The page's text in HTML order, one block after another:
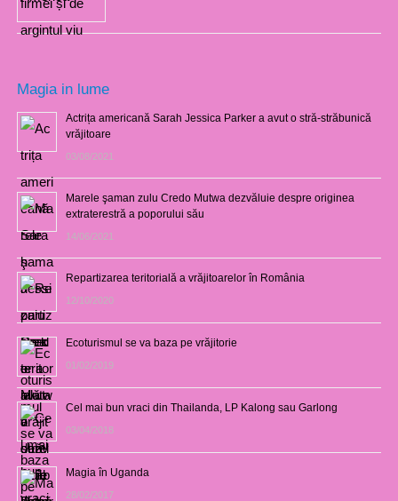
Magia in lume
Actrița americană Sarah Jessica Parker a avut o stră-străbunică
vrăjitoare
03/08/2021
Marele şaman zulu Credo Mutwa dezvăluie despre originea
extraterestră a poporului său
14/06/2021
Repartizarea teritorială a vrăjitoarelor în România
12/10/2020
Ecoturismul se va baza pe vrăjitorie
01/02/2019
Cel mai bun vraci din Thailanda, LP Kalong sau Garlong
03/04/2018
Magia în Uganda
28/02/2017